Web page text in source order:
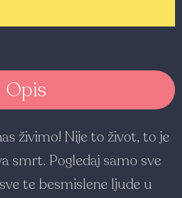
Opis
živimo! Nije to život, to je
smrt. Pogledaj samo sve
te besmislene ljude u